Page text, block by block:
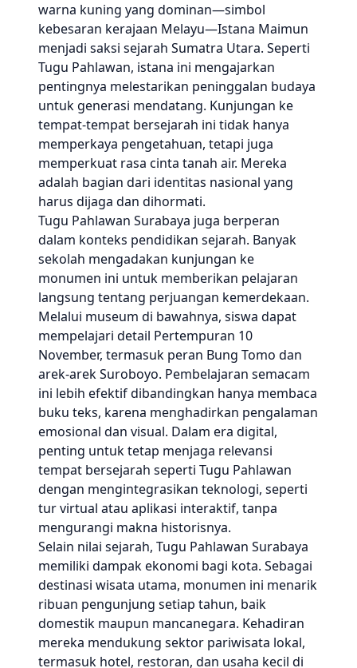
warna kuning yang dominan—simbol
kebesaran kerajaan Melayu—Istana Maimun
menjadi saksi sejarah Sumatra Utara. Seperti
Tugu Pahlawan, istana ini mengajarkan
pentingnya melestarikan peninggalan budaya
untuk generasi mendatang. Kunjungan ke
tempat-tempat bersejarah ini tidak hanya
memperkaya pengetahuan, tetapi juga
memperkuat rasa cinta tanah air. Mereka
adalah bagian dari identitas nasional yang
harus dijaga dan dihormati.
Tugu Pahlawan Surabaya juga berperan
dalam konteks pendidikan sejarah. Banyak
sekolah mengadakan kunjungan ke
monumen ini untuk memberikan pelajaran
langsung tentang perjuangan kemerdekaan.
Melalui museum di bawahnya, siswa dapat
mempelajari detail Pertempuran 10
November, termasuk peran Bung Tomo dan
arek-arek Suroboyo. Pembelajaran semacam
ini lebih efektif dibandingkan hanya membaca
buku teks, karena menghadirkan pengalaman
emosional dan visual. Dalam era digital,
penting untuk tetap menjaga relevansi
tempat bersejarah seperti Tugu Pahlawan
dengan mengintegrasikan teknologi, seperti
tur virtual atau aplikasi interaktif, tanpa
mengurangi makna historisnya.
Selain nilai sejarah, Tugu Pahlawan Surabaya
memiliki dampak ekonomi bagi kota. Sebagai
destinasi wisata utama, monumen ini menarik
ribuan pengunjung setiap tahun, baik
domestik maupun mancanegara. Kehadiran
mereka mendukung sektor pariwisata lokal,
termasuk hotel, restoran, dan usaha kecil di